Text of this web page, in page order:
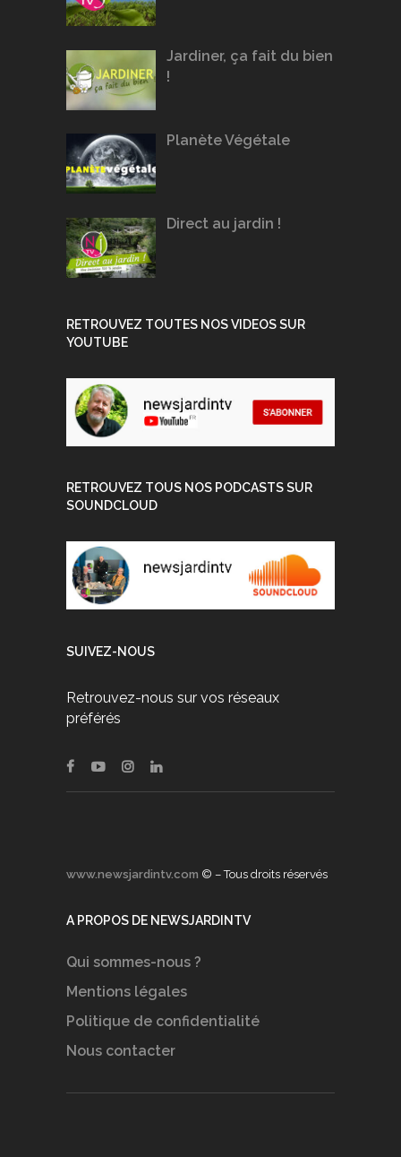
Jardiner, ça fait du bien
!
Planète Végétale
Direct au jardin !
RETROUVEZ TOUTES NOS VIDEOS SUR
YOUTUBE
RETROUVEZ TOUS NOS PODCASTS SUR
SOUNDCLOUD
SUIVEZ-NOUS
Retrouvez-nous sur vos réseaux
préférés
www.newsjardintv.com © – Tous droits réservés
A PROPOS DE NEWSJARDINTV
Qui sommes-nous ?
Mentions légales
Politique de confidentialité
Nous contacter